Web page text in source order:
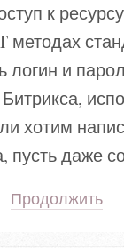
к
методах
и
хотим
пусть даже
Продолжить